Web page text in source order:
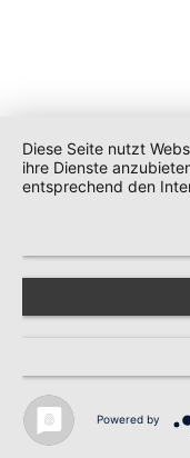
Diese Seite nutzt
ihre Dienste
entsprechend den
Powered by